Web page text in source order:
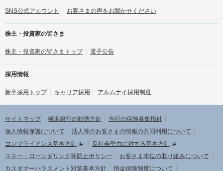
SNS公式アカウント お客さまの声をお聞かせください
株主・投資家の皆さま
株主・投資家の皆さまトップ 電子公告
採用情報
新卒採用トップ キャリア採用 アルムナイ採用制度
サイトマップ 横浜銀行の勧誘方針
当行の保険募集指針
個人情報保護について
法人等のお客さまの情報の共同利用について
コンプライアンス基本方針
反社会勢力に対する基本方針
マネー・ローンダリング等防止ポリシー
お客さま本位の取り組みについて
カスタマーハラスメント対策基本方針
預金保険制度について